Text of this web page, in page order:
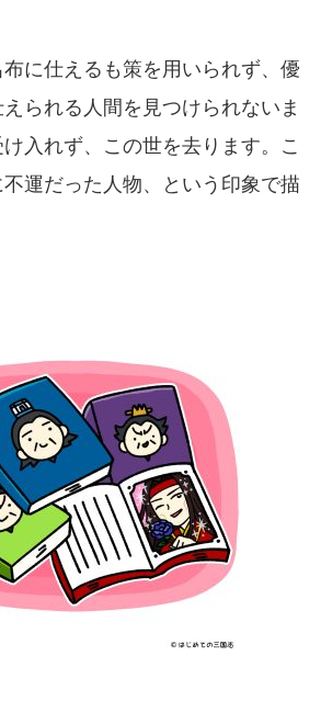
に仕えるも策を用いられず、優
られる人間を見つけられないま
入れず、この世を去ります。こ
運だった人物、という印象で描